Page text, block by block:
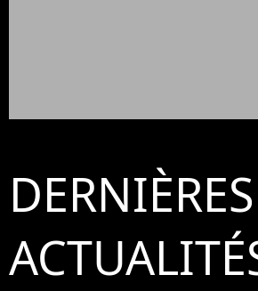
DERNIÈRES